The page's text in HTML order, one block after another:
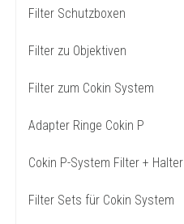
Filter Schutzboxen
Filter zu Objektiven
Filter zum Cokin System
Adapter Ringe Cokin P
Cokin P-System Filter + Halter
Filter Sets für Cokin System